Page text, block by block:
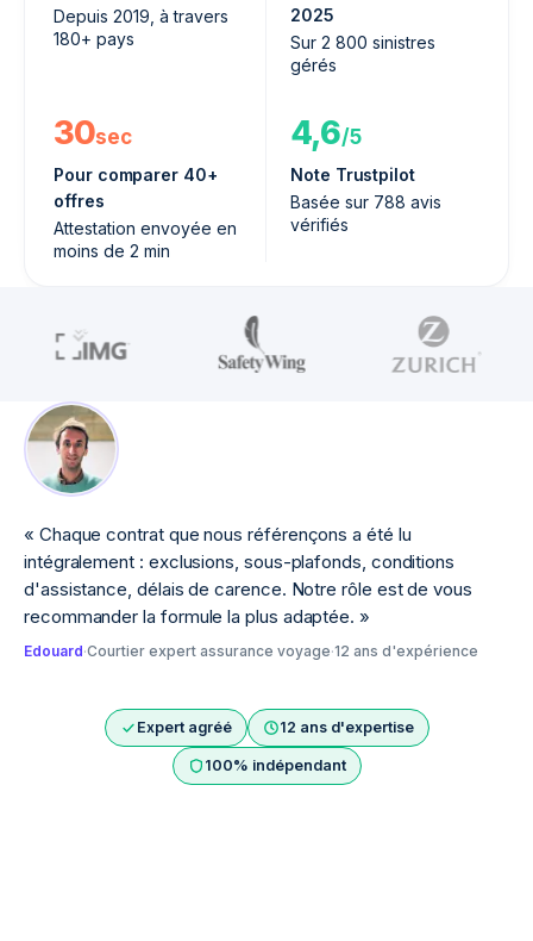
Depuis 2019, à travers
180+ pays
2025
Sur 2 800 sinistres
gérés
30sec
Pour comparer 40+
offres
Attestation envoyée en
moins de 2 min
4,6/5
Note Trustpilot
Basée sur 788 avis
vérifiés
« Chaque contrat que nous référençons a été lu
intégralement : exclusions, sous-plafonds, conditions
d'assistance, délais de carence. Notre rôle est de vous
recommander la formule la plus adaptée. »
Edouard·Courtier expert assurance voyage·12 ans d'expérience
Expert agréé 12 ans d'expertise
100% indépendant